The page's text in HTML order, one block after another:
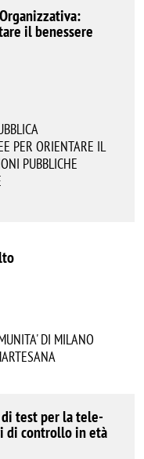
il benessere
PER ORIENTARE IL
PUBBLICHE
DI MILANO
test per la tele-
di controllo in età